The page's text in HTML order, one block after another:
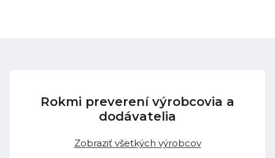
Rokmi preverení výrobcovia a
dodávatelia
Zobraziť všetkých výrobcov